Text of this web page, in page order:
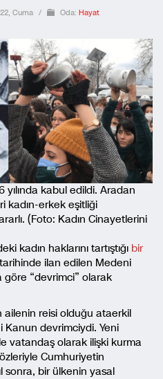
Cuma / Oda: Hayat
kabul edildi. Aradan
kadın-erkek eşitliği
(Foto: Kadın Cinayetlerini
kadın haklarını tartıştığı bir
ilan edilen Medeni
göre “devrimci” olarak
ailenin reisi olduğu ataerkil
Kanun devrimciydi. Yeni
vatandaş olarak ilişki kurma
Cumhuriyetin
sonra, bir ülkenin yasal